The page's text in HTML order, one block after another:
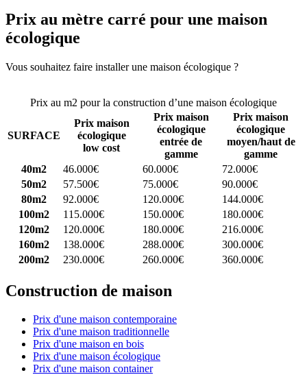
Prix au mètre carré pour une maison
écologique
Vous souhaitez faire installer une maison écologique ?
Prix au m2 pour la construction d’une maison écologique
SURFACE
Prix maison
écologique
low cost
Prix maison
écologique
entrée de
gamme
Prix maison
écologique
moyen/haut de
gamme
40m2
46.000€ 60.000€
72.000€
50m2
57.500€ 75.000€
90.000€
80m2
92.000€ 120.000€
144.000€
100m2
115.000€ 150.000€
180.000€
120m2
120.000€ 180.000€
216.000€
160m2
138.000€ 288.000€
300.000€
200m2
230.000€ 260.000€ 360.000€
Construction de maison
Prix d'une maison contemporaine
Prix d'une maison traditionnelle
Prix d'une maison en bois
Prix d'une maison écologique
Prix d'une maison container